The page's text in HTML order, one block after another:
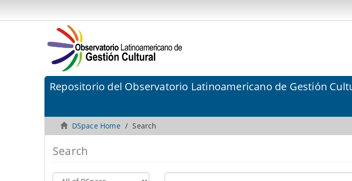
Repositorio del Observatorio Latinoamericano de Gestión
DSpace Home Search
Search